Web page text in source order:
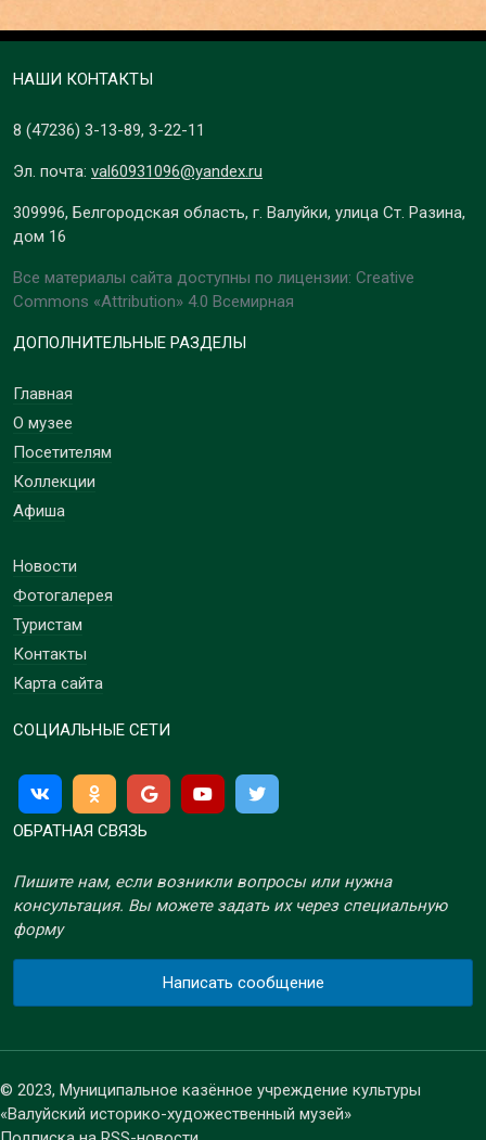
НАШИ КОНТАКТЫ
8 (47236) 3-13-89, 3-22-11
Эл. почта: val60931096@yandex.ru
309996, Белгородская область, г. Валуйки, улица Ст. Разина,
дом 16
Все материалы сайта доступны по лицензии: Creative
Commons «Attribution» 4.0 Всемирная
ДОПОЛНИТЕЛЬНЫЕ РАЗДЕЛЫ
Главная
О музее
Посетителям
Коллекции
Афиша
Новости
Фотогалерея
Туристам
Контакты
Карта сайта
СОЦИАЛЬНЫЕ СЕТИ
ОБРАТНАЯ СВЯЗЬ
Пишите нам, если возникли вопросы или нужна
консультация. Вы можете задать их через специальную
форму
Написать сообщение
© 2023, Муниципальное казённое учреждение культуры
«Валуйский историко-художественный музей»